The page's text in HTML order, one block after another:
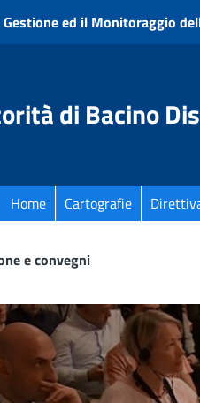
ed il Monitoraggio
di Bacino
Home
Cartografie
e convegni